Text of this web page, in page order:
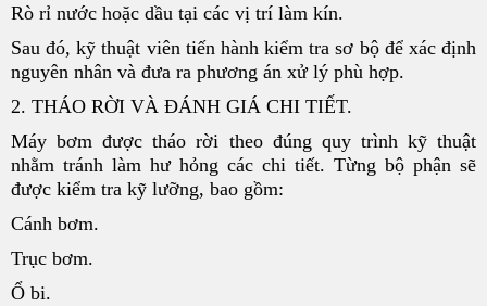
Rò rỉ nước hoặc dầu tại các vị trí làm kín.
Sau đó, kỹ thuật viên tiến hành kiểm tra sơ bộ để xác định
nguyên nhân và đưa ra phương án xử lý phù hợp.
2. THÁO RỜI VÀ ĐÁNH GIÁ CHI TIẾT.
Máy bơm được tháo rời theo đúng quy trình kỹ thuật
nhằm tránh làm hư hỏng các chi tiết. Từng bộ phận sẽ
được kiểm tra kỹ lưỡng, bao gồm:
Cánh bơm.
Trục bơm.
Ổ bi.